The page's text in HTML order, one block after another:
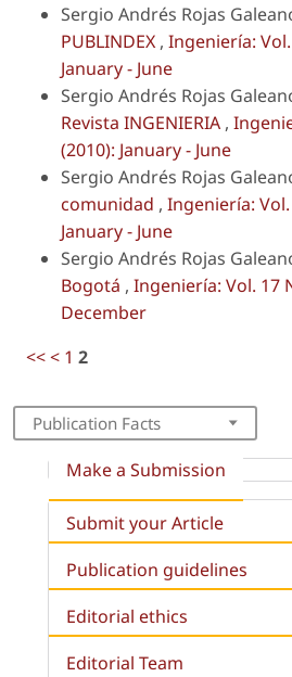
Sergio Andrés Rojas
PUBLINDEX , Ingeniería:
January - June
Sergio Andrés Rojas
Revista INGENIERIA ,
(2010): January - June
Sergio Andrés Rojas
comunidad , Ingeniería: Vol.
January - June
Sergio Andrés Rojas
Bogotá , Ingeniería: Vol. 17
December
<<< 1 2
Publication Facts
Make a Submission
Submit your Article
Publication guidelines
Editorial ethics
Editorial Team